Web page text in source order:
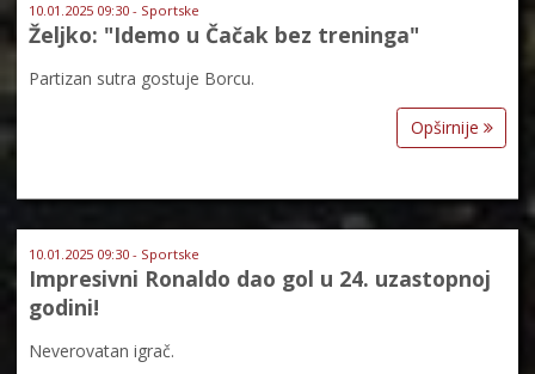
10.01.2025 09:30 - Sportske
Željko: "Idemo u Čačak bez treninga"
Partizan sutra gostuje Borcu.
Opširnije
10.01.2025 09:30 - Sportske
Impresivni Ronaldo dao gol u 24. uzastopnoj
godini!
Neverovatan igrač.